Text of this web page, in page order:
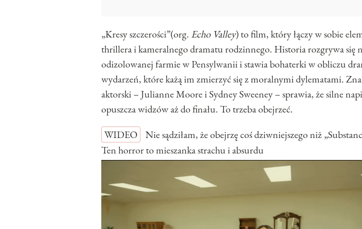
„Kresy szczerości”(org. Echo Valley) to film, który łączy w sobie
thrillera i kameralnego dramatu rodzinnego. Historia rozgrywa się
odizolowanej farmie w Pensylwanii i stawia bohaterki w obliczu
wydarzeń, które każą im zmierzyć się z moralnymi dylematami.
aktorski – Julianne Moore i Sydney Sweeney – sprawia, że silne
opuszcza widzów aż do finału. To trzeba obejrzeć.
WIDEO
Nie sądziłam, że obejrzę coś dziwniejszego niż
Ten horror to mieszanka strachu i absurdu